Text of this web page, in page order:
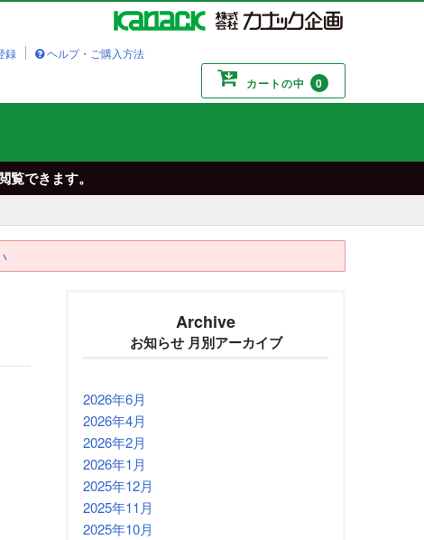
録 ヘルプ・ご購入方法
カートの中 0
できます。
Archive
お知らせ 月別アーカイブ
2026年6月
2026年4月
2026年2月
2026年1月
2025年12月
2025年11月
2025年10月